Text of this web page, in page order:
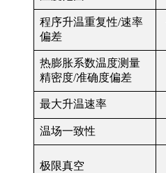
程序升温重复性/速率
偏差
热膨胀系数温度测量
精密度/准确度偏差
最大升温速率
温场一致性
极限真空